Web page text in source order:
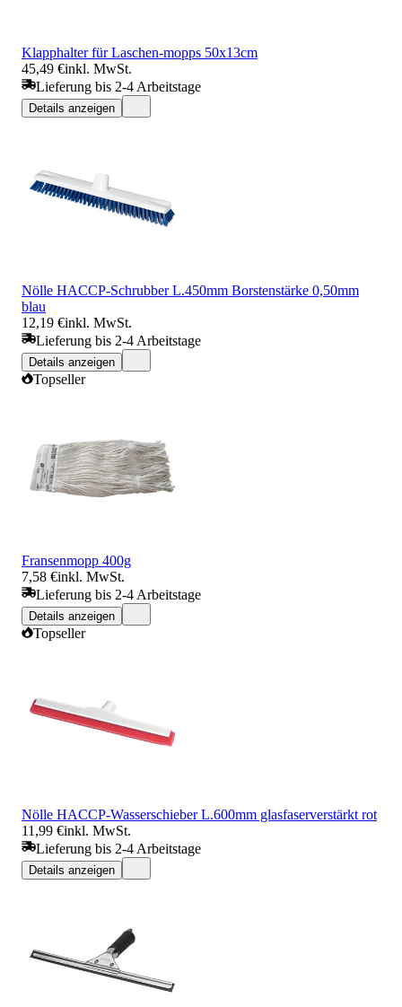
Klapphalter für Laschen-mopps 50x13cm
45,49 €inkl. MwSt.
Lieferung bis 2-4 Arbeitstage
Details anzeigen
Nölle HACCP-Schrubber L.450mm Borstenstärke 0,50mm
blau
12,19 €inkl. MwSt.
Lieferung bis 2-4 Arbeitstage
Details anzeigen
Topseller
Fransenmopp 400g
7,58 €inkl. MwSt.
Lieferung bis 2-4 Arbeitstage
Details anzeigen
Topseller
Nölle HACCP-Wasserschieber L.600mm glasfaserverstärkt rot
11,99 €inkl. MwSt.
Lieferung bis 2-4 Arbeitstage
Details anzeigen